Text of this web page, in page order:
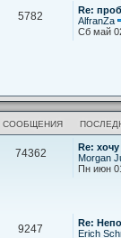
5782
Re:
AlfranZa
Сб май
СООБЩЕНИЯ
74362
Re:
Morgan
Пн июн
9247
Re:
Erich